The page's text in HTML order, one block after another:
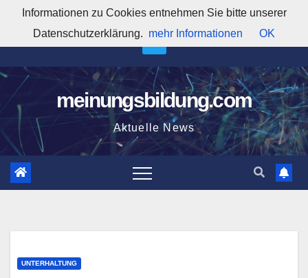
springen
1:00:16 AM
meinungsbildung.com
Aktuelle News
UNTERHALTUNG
Informationen zu Cookies entnehmen Sie bitte unserer
Datenschutzerklärung. mehr Informationen OK